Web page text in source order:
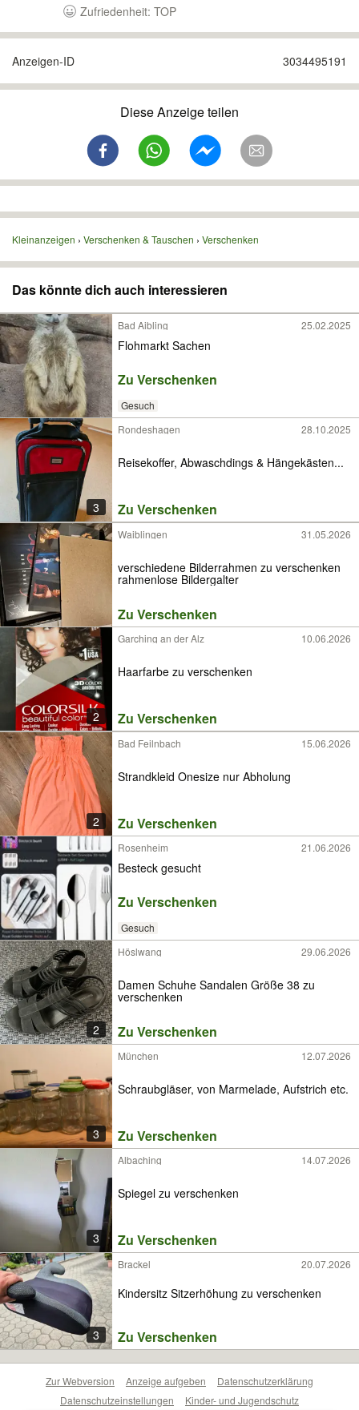
Zufriedenheit: TOP
Anzeigen-ID 3034495191
Diese Anzeige teilen
Kleinanzeigen Verschenken & Tauschen Verschenken
Das könnte dich auch interessieren
Bad Aibling 25.02.2025
Flohmarkt Sachen
Zu Verschenken
Gesuch
3
Rondeshagen 28.10.2025
Reisekoffer, Abwaschdings & Hängekästen...
Zu Verschenken
Waiblingen 31.05.2026
verschiedene Bilderrahmen zu verschenken
rahmenlose Bildergalter
Zu Verschenken
2
Garching an der Alz 10.06.2026
Haarfarbe zu verschenken
Zu Verschenken
2
Bad Feilnbach 15.06.2026
Strandkleid Onesize nur Abholung
Zu Verschenken
Rosenheim 21.06.2026
Besteck gesucht
Zu Verschenken
Gesuch
2
Höslwang 29.06.2026
Damen Schuhe Sandalen Größe 38 zu
verschenken
Zu Verschenken
3
München 12.07.2026
Schraubgläser, von Marmelade, Aufstrich etc.
Zu Verschenken
3
Albaching 14.07.2026
Spiegel zu verschenken
Zu Verschenken
3
Brackel 20.07.2026
Kindersitz Sitzerhöhung zu verschenken
Zu Verschenken
Zur Webversion Anzeige aufgeben
Datenschutzerklärung
Datenschutzeinstellungen
Kinder- und Jugendschutz